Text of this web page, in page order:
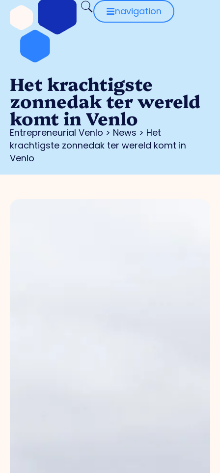
navigation
Het krachtigste
zonnedak ter wereld
komt in Venlo
Entrepreneurial Venlo > News > Het
krachtigste zonnedak ter wereld komt in
Venlo